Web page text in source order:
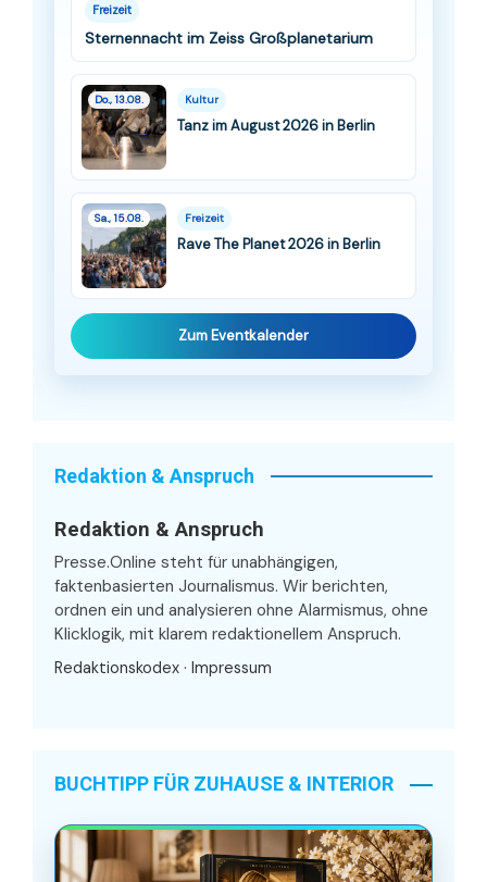
Freizeit
Sternennacht im Zeiss Großplanetarium
Do., 13.08. Kultur
Tanz im August 2026 in Berlin
Sa., 15.08. Freizeit
Rave The Planet 2026 in Berlin
Zum Eventkalender
Redaktion & Anspruch
Redaktion & Anspruch
Presse.Online steht für unabhängigen,
faktenbasierten Journalismus. Wir berichten,
ordnen ein und analysieren ohne Alarmismus, ohne
Klicklogik, mit klarem redaktionellem Anspruch.
Redaktionskodex · Impressum
BUCHTIPP FÜR ZUHAUSE & INTERIOR